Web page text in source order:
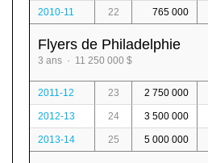
2010-11 22 765 000
Flyers de Philadelphie
3 ans · 11 250 000 $
2011-12 23 2 750 000
2012-13 24 3 500 000
2013-14 25 5 000 000